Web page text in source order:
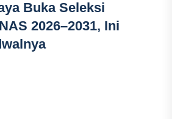
Buka Seleksi
2026–2031, Ini